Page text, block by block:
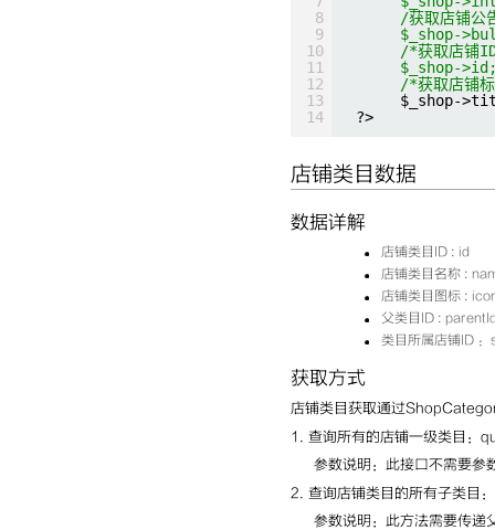
8
9
10
11
12
13
14
/获取店铺公
$_shop-
/*获取店铺
$_shop-
/*获取店铺
$_shop-
?>
店铺类目数据
数据详解
店铺类目ID : id
店铺类目名称 :
店铺类目图标 :
父类目ID :
类目所属店铺ID ：
获取方式
店铺类目获取通过
1. 查询所有的店铺一级类目：
参数说明：此接口不需要参
2. 查询店铺类目的所有子类目
参数说明：此方法需要传递